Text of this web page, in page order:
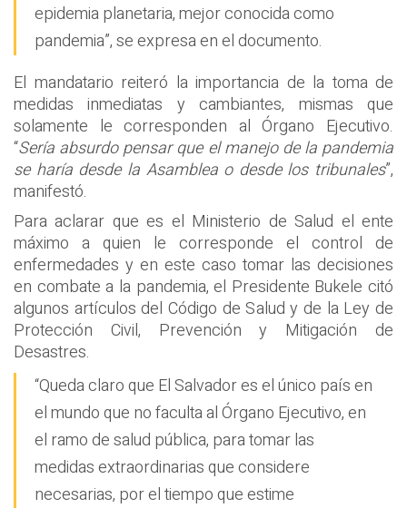
epidemia planetaria, mejor conocida como
pandemia”, se expresa en el documento.
El mandatario reiteró la importancia de la toma de
medidas inmediatas y cambiantes, mismas que
solamente le corresponden al Órgano Ejecutivo.
“Sería absurdo pensar que el manejo de la pandemia
se haría desde la Asamblea o desde los tribunales”,
manifestó.
Para aclarar que es el Ministerio de Salud el ente
máximo a quien le corresponde el control de
enfermedades y en este caso tomar las decisiones
en combate a la pandemia, el Presidente Bukele citó
algunos artículos del Código de Salud y de la Ley de
Protección Civil, Prevención y Mitigación de
Desastres.
“Queda claro que El Salvador es el único país en
el mundo que no faculta al Órgano Ejecutivo, en
el ramo de salud pública, para tomar las
medidas extraordinarias que considere
necesarias, por el tiempo que estime